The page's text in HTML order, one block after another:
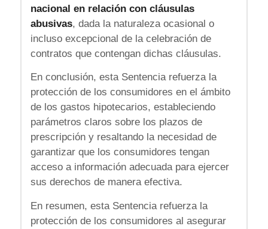
nacional en relación con cláusulas
abusivas, dada la naturaleza ocasional o
incluso excepcional de la celebración de
contratos que contengan dichas cláusulas.
En conclusión, esta Sentencia refuerza la
protección de los consumidores en el ámbito
de los gastos hipotecarios, estableciendo
parámetros claros sobre los plazos de
prescripción y resaltando la necesidad de
garantizar que los consumidores tengan
acceso a información adecuada para ejercer
sus derechos de manera efectiva.
En resumen, esta Sentencia refuerza la
protección de los consumidores al asegurar